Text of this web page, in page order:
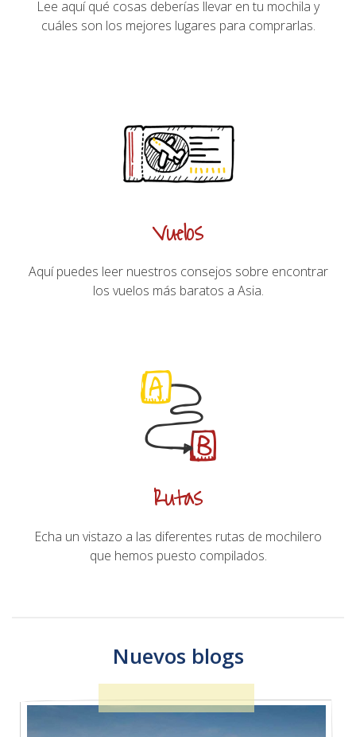
Lee aquí qué cosas deberías llevar en tu mochila y
cuáles son los mejores lugares para comprarlas.
Vuelos
Aquí puedes leer nuestros consejos sobre encontrar
los vuelos más baratos a Asia.
Rutas
Echa un vistazo a las diferentes rutas de mochilero
que hemos puesto compilados.
Nuevos blogs